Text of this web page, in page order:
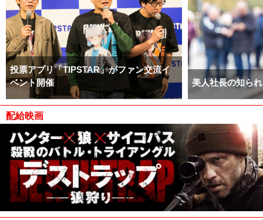
投票アプリ「TIPSTAR」がファン交流イ
ベント開催
美人社長の知ら
配給映画